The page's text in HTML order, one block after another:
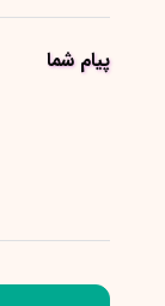
پیام شما